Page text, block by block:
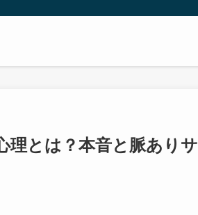
理とは？本音と脈あり